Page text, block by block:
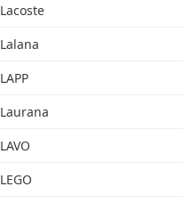
Lacoste
Lalana
LAPP
Laurana
LAVO
LEGO